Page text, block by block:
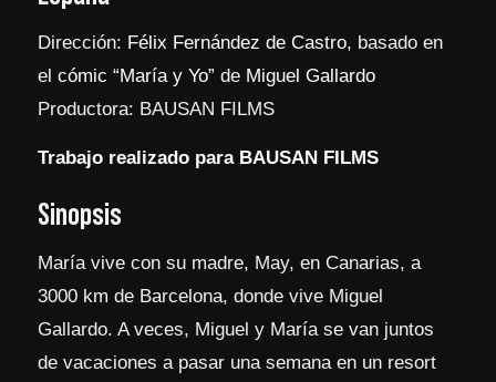
Dirección: Félix Fernández de Castro, basado en
el cómic “María y Yo” de Miguel Gallardo
Productora: BAUSAN FILMS
Trabajo realizado para BAUSAN FILMS
Sinopsis
María vive con su madre, May, en Canarias, a
3000 km de Barcelona, donde vive Miguel
Gallardo. A veces, Miguel y María se van juntos
de vacaciones a pasar una semana en un resort